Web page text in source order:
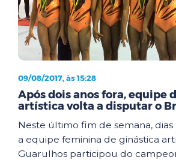
09/08/2017, às 15:28
Após dois anos fora, equipe
artística volta a disputar o
Neste último fim de semana, dias
a equipe feminina de ginástica
Guarulhos participou do